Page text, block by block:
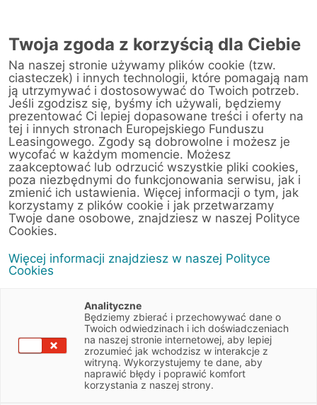
Warsztat
Strona główna/ Obsługa klienta/Centrum Likwidacji Szkód
Mirosław Wróbel Sp. z o.o.
< Powrót do listy placówek
Mirosław Wróbel Sp.
z o.o.
Fabryczna 34
55-080 Pietrzykowice (Wrocław)
8942648923
Obsługiwane pojazdy:
Osobowe, Dostawcze, Ciężarowe
Wyznacz trasę
Twoja zgoda z korzyścią dla Ciebie
Na naszej stronie używamy plików cookie (tzw.
ciasteczek) i innych technologii, które pomagają nam
ją utrzymywać i dostosowywać do Twoich potrzeb.
Jeśli zgodzisz się, byśmy ich używali, będziemy
prezentować Ci lepiej dopasowane treści i oferty na
tej i innych stronach Europejskiego Funduszu
Leasingowego. Zgody są dobrowolne i możesz je
wycofać w każdym momencie. Możesz
zaakceptować lub odrzucić wszystkie pliki cookies,
poza niezbędnymi do funkcjonowania serwisu, jak i
zmienić ich ustawienia. Więcej informacji o tym, jak
korzystamy z plików cookie i jak przetwarzamy
Twoje dane osobowe, znajdziesz w naszej Polityce
Cookies.
Więcej informacji znajdziesz w naszej Polityce
Cookies
Analityczne
Będziemy zbierać i przechowywać dane o
Twoich odwiedzinach i ich doświadczeniach
na naszej stronie internetowej, aby lepiej
zrozumieć jak wchodzisz w interakcje z
witryną. Wykorzystujemy te dane, aby
naprawić błędy i poprawić komfort
korzystania z naszej strony.